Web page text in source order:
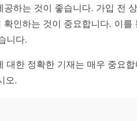
하는 것이 좋습니다. 가입 전
인하는 것이 중요합니다. 이를
니다.
한 정확한 기재는 매우 중요
오.